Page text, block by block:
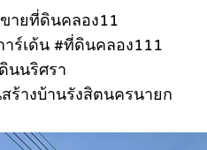
ายที่ดินคลอง11
ร์เด้น #ที่ดินคลอง111
นนริศรา
างบ้านรังสิตนครนายก